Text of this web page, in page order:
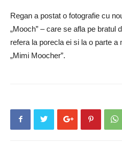
Regan a postat o fotografie cu
„Mooch” – care se afla pe bratul
refera la porecla ei si la o parte a
„Mimi Moocher”.